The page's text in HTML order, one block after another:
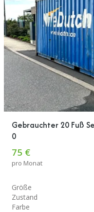
Gebrauchter 20 Fuß
0
75 €
pro Monat
Größe
Zustand
Farbe